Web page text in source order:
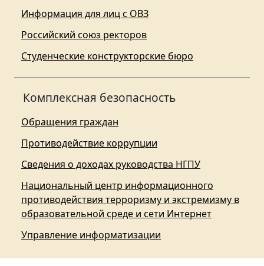
Информация для лиц с ОВЗ
Российский союз ректоров
Студенческие конструкторские бюро
Комплексная безопасность
Обращения граждан
Противодействие коррупции
Сведения о доходах руководства НГПУ
Национальный центр информационного
противодействия терроризму и экстремизму в
образовательной среде и сети Интернет
Управление информатизации